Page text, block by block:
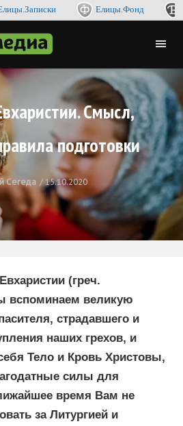
Елицы.Фонд
Смысл,
подготовки
Сегеда 15.10.2020
(греч.
вспоминаем великую
страдавшего и
наших грехов, и
Тело и Кровь Христовы,
силы для
время Вам не
за Литургией и